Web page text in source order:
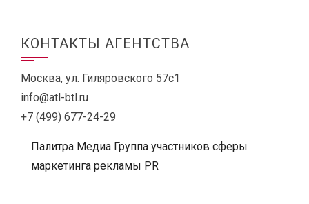
КОНТАКТЫ АГЕНТСТВА
Москва, ул. Гиляровского 57с1
info@atl-btl.ru
+7 (499) 677-24-29
Палитра Медиа Группа участников сферы
маркетинга рекламы PR